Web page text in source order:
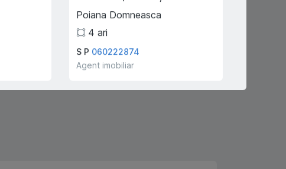
Poiana Domneasca
4 ari
S P 060222874
Agent imobiliar